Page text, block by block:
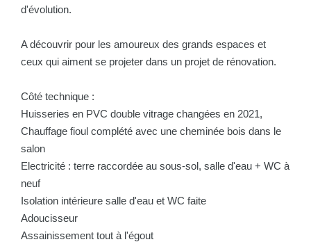
d'évolution.
A découvrir pour les amoureux des grands espaces et
ceux qui aiment se projeter dans un projet de rénovation.
Côté technique :
Huisseries en PVC double vitrage changées en 2021,
Chauffage fioul complété avec une cheminée bois dans le
salon
Electricité : terre raccordée au sous-sol, salle d'eau + WC à
neuf
Isolation intérieure salle d'eau et WC faite
Adoucisseur
Assainissement tout à l'égout